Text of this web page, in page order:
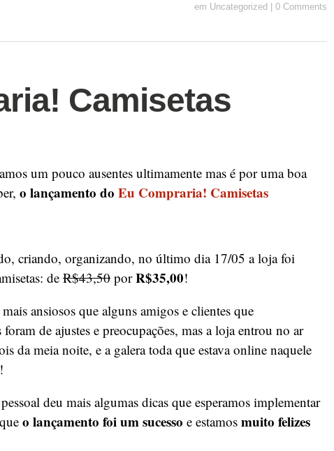
em Uncategorized | 0 Comments
Camisetas
um pouco ausentes ultimamente mas é por uma boa
o lançamento do Eu Compraria! Camisetas
criando, organizando, no último dia 17/05 a loja foi
de R$43,50 porR$35,00!
ansiosos que alguns amigos e clientes que
de ajustes e preocupações, mas a loja entrou no ar
da meia noite, e a galera toda que estava online naquele
deu mais algumas dicas que esperamos implementar
o lançamento foi um sucesso e estamos muito felizes